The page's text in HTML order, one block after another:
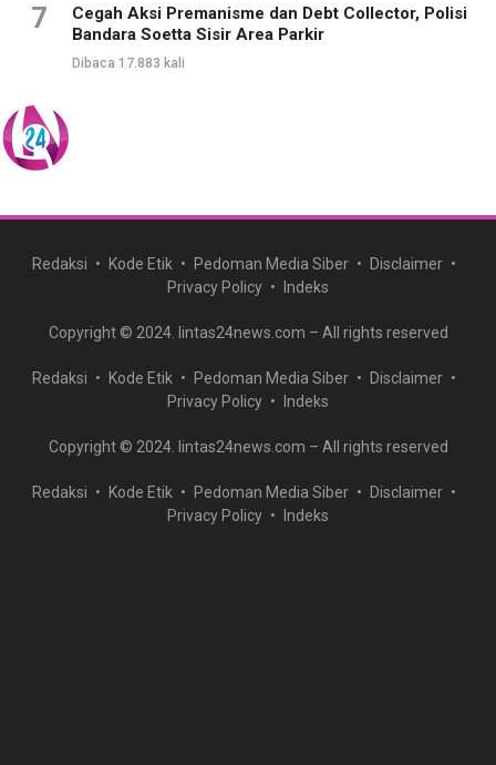
7
Cegah Aksi Premanisme dan Debt Collector, Polisi
Bandara Soetta Sisir Area Parkir
Dibaca 17.883 kali
Redaksi Kode Etik Pedoman Media Siber
Disclaimer
Privacy Policy
Indeks
Copyright © 2024. lintas24news.com – All rights reserved
Redaksi Kode Etik Pedoman Media Siber
Disclaimer
Privacy Policy
Indeks
Copyright © 2024. lintas24news.com – All rights reserved
Redaksi Kode Etik Pedoman Media Siber
Disclaimer
Privacy Policy
Indeks